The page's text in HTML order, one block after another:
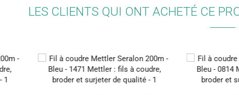
LES CLIENTS QUI ONT ACHETÉ CE